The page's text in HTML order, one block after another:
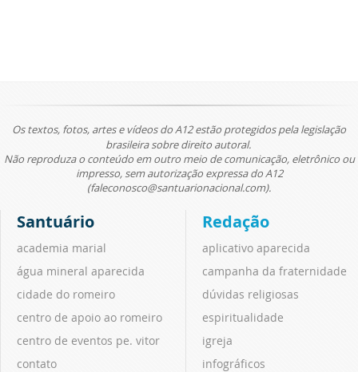
Os textos, fotos, artes e vídeos do A12 estão protegidos pela legislação
brasileira sobre direito autoral.
Não reproduza o conteúdo em outro meio de comunicação, eletrônico ou
impresso, sem autorização expressa do A12
(faleconosco@santuarionacional.com).
Santuário
academia marial
água mineral aparecida
cidade do romeiro
centro de apoio ao romeiro
centro de eventos pe. vitor
contato
Redação
aplicativo aparecida
campanha da fraternidade
dúvidas religiosas
espiritualidade
igreja
infográficos